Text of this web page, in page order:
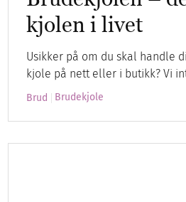
kjolen i livet
Usikker på om du skal handle
kjole på nett eller i butikk? Vi
Brud Brudekjole